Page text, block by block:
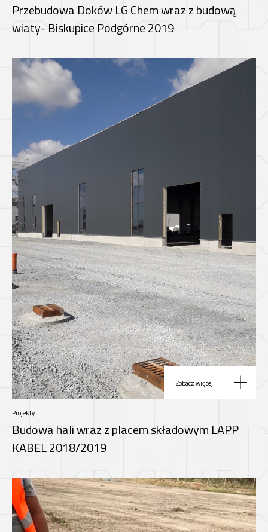
Przebudowa Doków LG Chem wraz z budową
wiaty- Biskupice Podgórne 2019
Zobacz więcej
Projekty
Budowa hali wraz z placem składowym LAPP
KABEL 2018/2019